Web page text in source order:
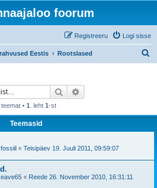
foorum
Logi sisse
Registreeru
Eestis Rootslased
Otsi
teemat • 1 . leht 1-st
Teemasid
fossiil « Teisipäev 19. Juuli 2011, 09:59:07
eave65 « Reede 26. November 2010, 16:31:11